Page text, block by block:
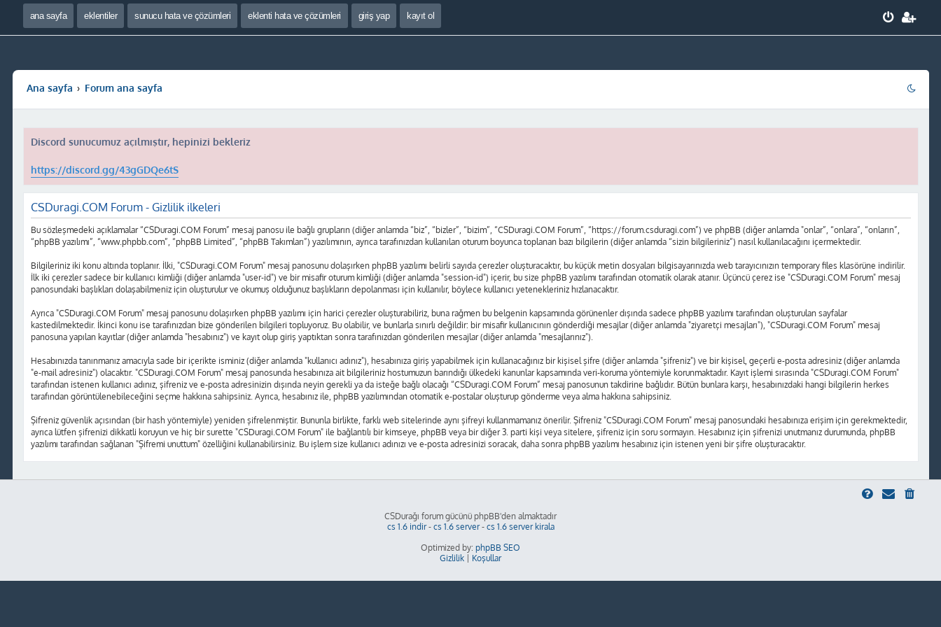
ana sayfa eklentiler sunucu hata ve çözümleri eklenti hata ve çözümleri giriş yap kayıt ol
Ana sayfa Forum ana sayfa
Discord sunucumuz açılmıştır, hepinizi bekleriz
https://discord.gg/43gGDQe6tS
CSDuragi.COM Forum - Gizlilik ilkeleri
Bu sözleşmedeki açıklamalar “CSDuragi.COM Forum” mesaj panosu ile bağlı grupların (diğer anlamda “biz”, “bizler”, “bizim”, “CSDuragi.COM Forum”, “https://forum.csduragi.com”) ve phpBB (diğer anlamda "onlar”, “onlara”, “onların”,
“phpBB yazılımı”, “www.phpbb.com”, “phpBB Limited”, “phpBB Takımları”) yazılımının, ayrıca tarafınızdan kullanılan oturum boyunca toplanan bazı bilgilerin (diğer anlamda “sizin bilgileriniz”) nasıl kullanılacağını içermektedir.
Bilgileriniz iki konu altında toplanır. İlki, "CSDuragi.COM Forum" mesaj panosunu dolaşırken phpBB yazılımı belirli sayıda çerezler oluşturacaktır, bu küçük metin dosyaları bilgisayarınızda web tarayıcınızın temporary files klasörüne indirilir.
İlk iki çerezler sadece bir kullanıcı kimliği (diğer anlamda "user-id") ve bir misafir oturum kimliği (diğer anlamda "session-id") içerir, bu size phpBB yazılımı tarafından otomatik olarak atanır. Üçüncü çerez ise "CSDuragi.COM Forum" mesaj
panosundaki başlıkları dolaşabilmeniz için oluşturulur ve okumuş olduğunuz başlıkların depolanması için kullanılır, böylece kullanıcı yetenekleriniz hızlanacaktır.
Ayrıca "CSDuragi.COM Forum" mesaj panosunu dolaşırken phpBB yazılımı için harici çerezler oluşturabiliriz, buna rağmen bu belgenin kapsamında görünenler dışında sadece phpBB yazılımı tarafından oluşturulan sayfalar
kastedilmektedir. İkinci konu ise tarafınızdan bize gönderilen bilgileri topluyoruz. Bu olabilir, ve bunlarla sınırlı değildir: bir misafir kullanıcının gönderdiği mesajlar (diğer anlamda "ziyaretçi mesajları"), "CSDuragi.COM Forum" mesaj
panosuna yapılan kayıtlar (diğer anlamda "hesabınız") ve kayıt olup giriş yaptıktan sonra tarafınızdan gönderilen mesajlar (diğer anlamda "mesajlarınız").
Hesabınızda tanınmanız amacıyla sade bir içerikte isminiz (diğer anlamda "kullanıcı adınız"), hesabınıza giriş yapabilmek için kullanacağınız bir kişisel şifre (diğer anlamda "şifreniz") ve bir kişisel, geçerli e-posta adresiniz (diğer anlamda
"e-mail adresiniz") olacaktır. "CSDuragi.COM Forum" mesaj panosunda hesabınıza ait bilgileriniz hostumuzun barındığı ülkedeki kanunlar kapsamında veri-koruma yöntemiyle korunmaktadır. Kayıt işlemi sırasında "CSDuragi.COM Forum"
tarafından istenen kullanıcı adınız, şifreniz ve e-posta adresinizin dışında neyin gerekli ya da isteğe bağlı olacağı “CSDuragi.COM Forum” mesaj panosunun takdirine bağlıdır. Bütün bunlara karşı, hesabınızdaki hangi bilgilerin herkes
tarafından görüntülenebileceğini seçme hakkına sahipsiniz. Ayrıca, hesabınız ile, phpBB yazılımından otomatik e-postalar oluşturup gönderme veya alma hakkına sahipsiniz.
Şifreniz güvenlik açısından (bir hash yöntemiyle) yeniden şifrelenmiştir. Bununla birlikte, farklı web sitelerinde aynı şifreyi kullanmamanız önerilir. Şifreniz "CSDuragi.COM Forum" mesaj panosundaki hesabınıza erişim için gerekmektedir,
ayrıca lütfen şifrenizi dikkatli koruyun ve hiç bir surette "CSDuragi.COM Forum" ile bağlantılı bir kimseye, phpBB veya bir diğer 3. parti kişi veya sitelere, şifreniz için soru sormayın. Hesabınız için şifrenizi unutmanız durumunda, phpBB
yazılımı tarafından sağlanan "Şifremi unuttum" özelliğini kullanabilirsiniz. Bu işlem size kullanıcı adınızı ve e-posta adresinizi soracak, daha sonra phpBB yazılımı hesabınız için istenen yeni bir şifre oluşturacaktır.
CSDurağı forum gücünü phpBB'den almaktadır
cs 1.6 indir- cs 1.6 server- cs 1.6 server kirala
Optimized by: phpBB SEO
Gizlilik
Koşullar